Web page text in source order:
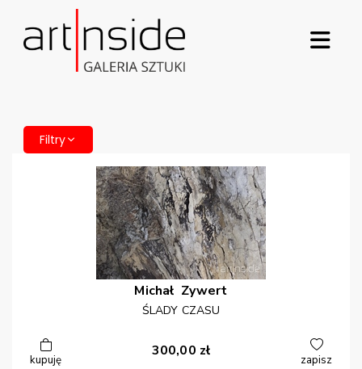
Filtry
Michał Zywert
ŚLADY CZASU
kupuję
300,00 zł
zapisz